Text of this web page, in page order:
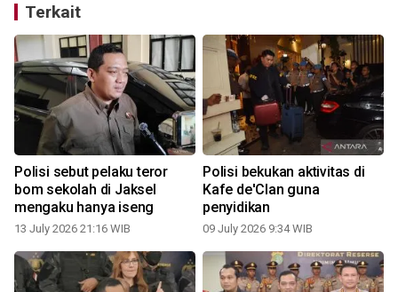
Terkait
Polisi sebut pelaku teror
bom sekolah di Jaksel
mengaku hanya iseng
13 July 2026 21:16 WIB
Polisi bekukan aktivitas di
Kafe de'Clan guna
penyidikan
09 July 2026 9:34 WIB